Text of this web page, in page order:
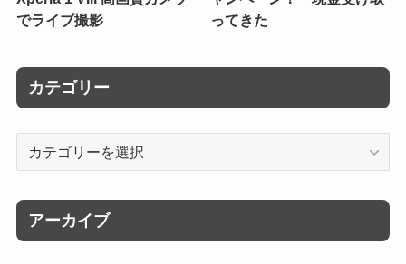
でライブ撮影
ってきた
カテゴリー
リ
ー
アーカイブ